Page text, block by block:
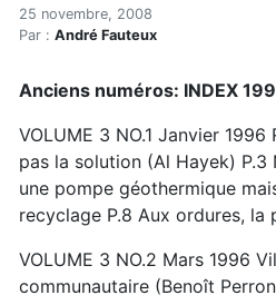
Accueil
Articles
1996
1996
25 novembre, 2008
Par : André Fauteux
Anciens numéros: INDEX
VOLUME 3 NO.1 Janvier
pas la solution (Al Hayek)
une pompe géothermique
recyclage P.8 Aux ordures, la
VOLUME 3 NO.2 Mars 1996
communautaire (Benoît